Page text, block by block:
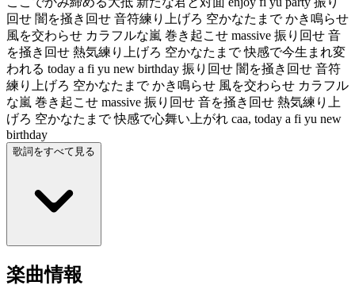
回せ 闇を掻き回せ 音符練り上げろ 空かなたまで かき鳴らせ
風を交わらせ カラフルな嵐 巻き起こせ massive 振り回せ 音
を掻き回せ 熱気練り上げろ 空かなたまで 快感で今生まれ変
われる today a fi yu new birthday 振り回せ 闇を掻き回せ 音符
練り上げろ 空かなたまで かき鳴らせ 風を交わらせ カラフル
な嵐 巻き起こせ massive 振り回せ 音を掻き回せ 熱気練り上
げろ 空かなたまで 快感で心舞い上がれ caa, today a fi yu new
birthday
歌詞をすべて見る
楽曲情報